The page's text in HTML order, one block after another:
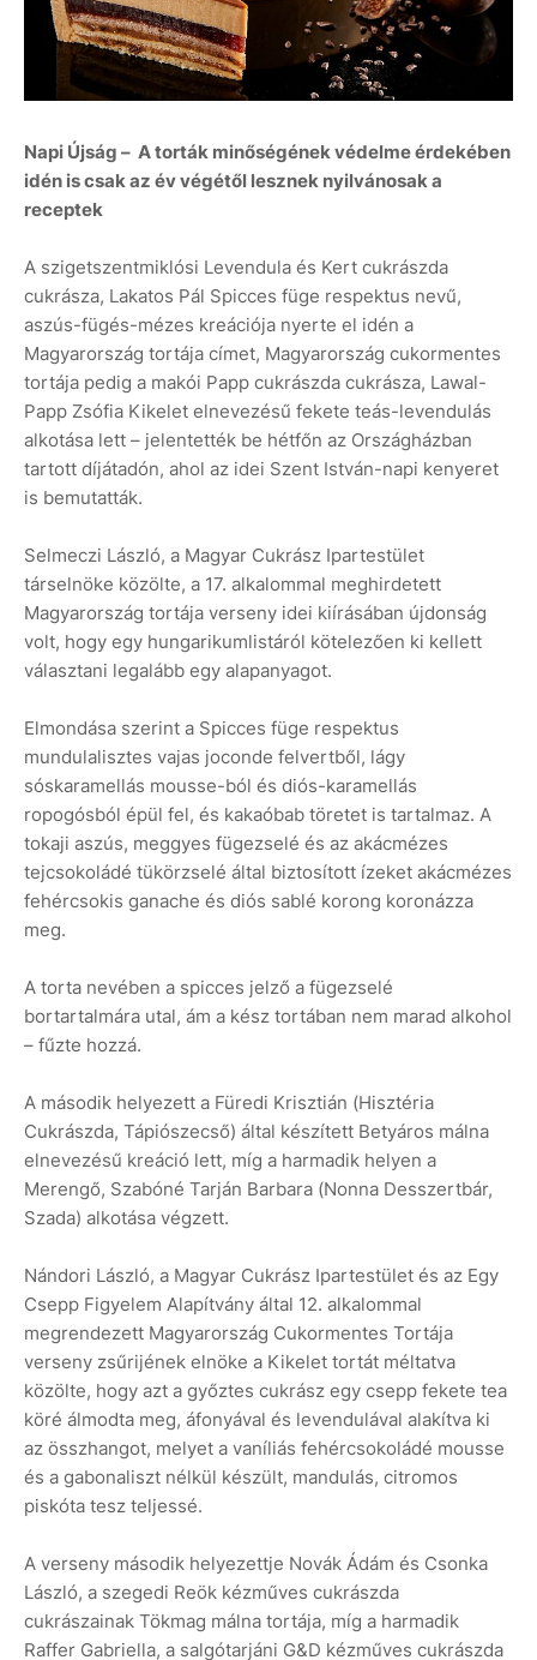
Napi Újság – A torták minőségének védelme érdekében
idén is csak az év végétől lesznek nyilvánosak a
receptek
A szigetszentmiklósi Levendula és Kert cukrászda
cukrásza, Lakatos Pál Spicces füge respektus nevű,
aszús-fügés-mézes kreációja nyerte el idén a
Magyarország tortája címet, Magyarország cukormentes
tortája pedig a makói Papp cukrászda cukrásza, Lawal-
Papp Zsófia Kikelet elnevezésű fekete teás-levendulás
alkotása lett – jelentették be hétfőn az Országházban
tartott díjátadón, ahol az idei Szent István-napi kenyeret
is bemutatták.
Selmeczi László, a Magyar Cukrász Ipartestület
társelnöke közölte, a 17. alkalommal meghirdetett
Magyarország tortája verseny idei kiírásában újdonság
volt, hogy egy hungarikumlistáról kötelezően ki kellett
választani legalább egy alapanyagot.
Elmondása szerint a Spicces füge respektus
mundulalisztes vajas joconde felvertből, lágy
sóskaramellás mousse-ból és diós-karamellás
ropogósból épül fel, és kakaóbab töretet is tartalmaz. A
tokaji aszús, meggyes fügezselé és az akácmézes
tejcsokoládé tükörzselé által biztosított ízeket akácmézes
fehércsokis ganache és diós sablé korong koronázza
meg.
A torta nevében a spicces jelző a fügezselé
bortartalmára utal, ám a kész tortában nem marad alkohol
– fűzte hozzá.
A második helyezett a Füredi Krisztián (Hisztéria
Cukrászda, Tápiószecső) által készített Betyáros málna
elnevezésű kreáció lett, míg a harmadik helyen a
Merengő, Szabóné Tarján Barbara (Nonna Desszertbár,
Szada) alkotása végzett.
Nándori László, a Magyar Cukrász Ipartestület és az Egy
Csepp Figyelem Alapítvány által 12. alkalommal
megrendezett Magyarország Cukormentes Tortája
verseny zsűrijének elnöke a Kikelet tortát méltatva
közölte, hogy azt a győztes cukrász egy csepp fekete tea
köré álmodta meg, áfonyával és levendulával alakítva ki
az összhangot, melyet a vaníliás fehércsokoládé mousse
és a gabonaliszt nélkül készült, mandulás, citromos
piskóta tesz teljessé.
A verseny második helyezettje Novák Ádám és Csonka
László, a szegedi Reök kézműves cukrászda
cukrászainak Tökmag málna tortája, míg a harmadik
Raffer Gabriella, a salgótarjáni G&D kézműves cukrászda